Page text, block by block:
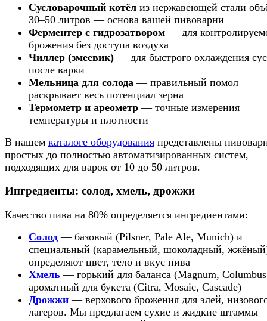
Сусловарочный котёл из нержавеющей стали
30–50 литров — основа вашей пивоварни
Ферментер с гидрозатвором — для
брожения без доступа воздуха
Чиллер (змеевик) — для быстрого охлаждения
после варки
Мельница для солода — правильный помол
раскрывает весь потенциал зерна
Термометр и ареометр — точные измерения
температуры и плотности
В нашем каталоге оборудования представлены
простых до полностью автоматизированных систем,
подходящих для варок от 10 до 50 литров.
Ингредиенты: солод, хмель, дрожжи
Качество пива на 80% определяется ингредиентами:
Солод — базовый (Pilsner, Pale Ale, Munich) и
специальный (карамельный, шоколадный,
определяют цвет, тело и вкус пива
Хмель — горький для баланса (Magnum,
ароматный для букета (Citra, Mosaic, Cascade)
Дрожжи — верхового брожения для элей,
лагеров. Мы предлагаем сухие и жидкие штаммы